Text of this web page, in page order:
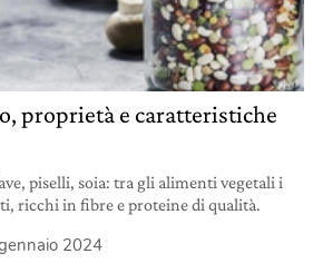
proprietà e caratteristiche
piselli, soia: tra gli alimenti vegetali i
ricchi in fibre e proteine di qualità.
2024